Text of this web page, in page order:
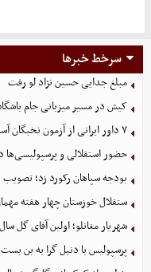
سرخط خبرها
مبلغ جدایی حسین نژاد لو رفت
کیش در مسیر میزبانی جام
۷ داور ایرانی از آزمون نخبگان آسیا سربلند بیرون آمدند
حضور استقلالی و
بودجه سپاهان رکورد زد؛ تصویب ۲.۵ همت برای فصل جدید
ستقلال خوزستان چهار هفته
شهریار مغانلو؛ اولین آقای گل
پرسپولیس با دنیل گرا به بن